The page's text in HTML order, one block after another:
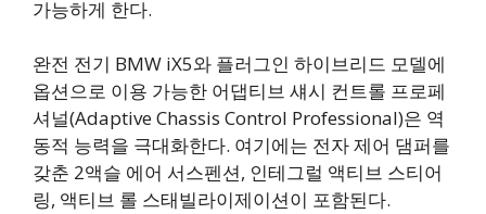
가능하게 한다.
완전 전기 BMW iX5와 플러그인 하이브리드 모델에
옵션으로 이용 가능한 어댑티브 섀시 컨트롤 프로페
셔널(Adaptive Chassis Control Professional)은 역
동적 능력을 극대화한다. 여기에는 전자 제어 댐퍼를
갖춘 2액슬 에어 서스펜션, 인테그럴 액티브 스티어
링, 액티브 롤 스태빌라이제이션이 포함된다.